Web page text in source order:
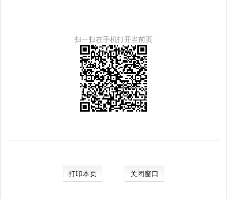
扫一扫在手机打开当前页
打印本页 关闭窗口